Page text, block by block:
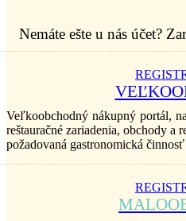
Nemáte ešte u nás účet?
Veľkoobchodný nákupný portál,
reštauračné zariadenia, obchody a
požadovaná gastronomická